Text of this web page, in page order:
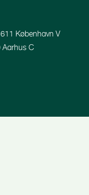
København V
Aarhus C